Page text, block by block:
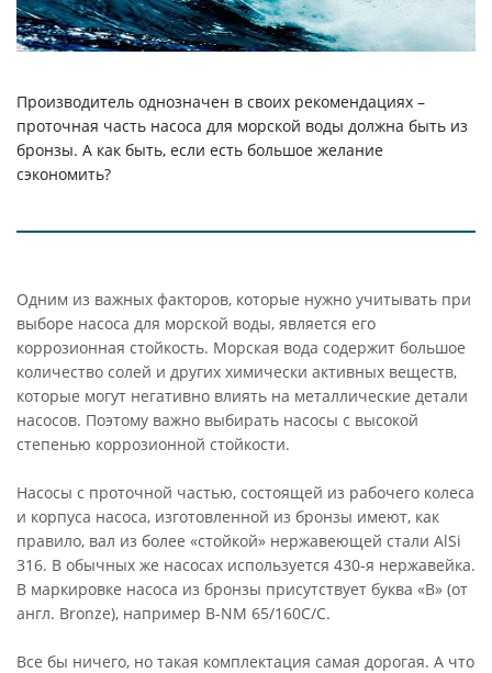
Производитель однозначен в своих рекомендациях –
проточная часть насоса для морской воды должна быть из
бронзы. А как быть, если есть большое желание
сэкономить?
Одним из важных факторов, которые нужно учитывать при
выборе насоса для морской воды, является его
коррозионная стойкость. Морская вода содержит большое
количество солей и других химически активных веществ,
которые могут негативно влиять на металлические детали
насосов. Поэтому важно выбирать насосы с высокой
степенью коррозионной стойкости.
Насосы с проточной частью, состоящей из рабочего колеса
и корпуса насоса, изготовленной из бронзы имеют, как
правило, вал из более «стойкой» нержавеющей стали AlSi
316. В обычных же насосах используется 430-я нержавейка.
В маркировке насоса из бронзы присутствует буква «B» (от
англ. Bronze), например B-NM 65/160C/C.
Все бы ничего, но такая комплектация самая дорогая. А что